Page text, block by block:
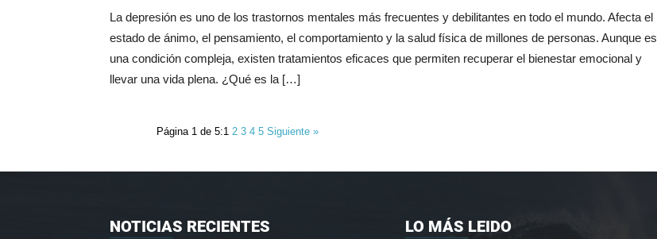
La depresión es uno de los trastornos mentales más frecuentes y debilitantes en todo el mundo. Afecta el
estado de ánimo, el pensamiento, el comportamiento y la salud física de millones de personas. Aunque es
una condición compleja, existen tratamientos eficaces que permiten recuperar el bienestar emocional y
llevar una vida plena. ¿Qué es la […]
Página 1 de 5:1 2345Siguiente »
NOTICIAS RECIENTES LO MÁS LEIDO